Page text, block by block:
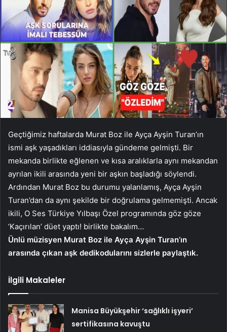
Geçtiğimiz haftalarda Murat Boz ile Ayça Ayşin Turan’ın
ismi aşk yaşadıkları iddiasıyla gündeme gelmişti. Bir
mekanda birlikte eğlenen ve kısa aralıklarla aynı mekandan
ayrılan ikili arasında yeni bir aşkın başladığı söylendi.
Ardından Murat Boz bu durumu yalanlamış, Ayça Ayşin
Turan’dan da aynı şekilde bir doğrulama gelmemişti. Ancak
ikili, O Ses Türkiye Yılbaşı Özel programında göz göze
‘Kaçırılan’ düet yaptı! birlikte bakalım…
Ünlü müzisyen Murat Boz ile Ayça Ayşin Turan’ın
arasında çıkan aşk dedikodularını sizlerle paylaştık.
İlgili Makaleler
Manisa Büyükşehir ‘sağlıklı işyeri’
sertifikasına kavuştu